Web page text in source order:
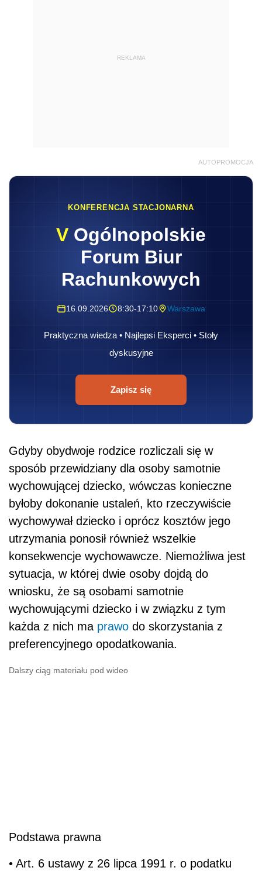
REKLAMA
AUTOPROMOCJA
KONFERENCJA STACJONARNA
V Ogólnopolskie
Forum Biur
Rachunkowych
16.09.2026 8:30-17:10 Warszawa
Praktyczna wiedza • Najlepsi Eksperci • Stoły
dyskusyjne
Zapisz się
Gdyby obydwoje rodzice rozliczali się w
sposób przewidziany dla osoby samotnie
wychowującej dziecko, wówczas konieczne
byłoby dokonanie ustaleń, kto rzeczywiście
wychowywał dziecko i oprócz kosztów jego
utrzymania ponosił również wszelkie
konsekwencje wychowawcze. Niemożliwa jest
sytuacja, w której dwie osoby dojdą do
wniosku, że są osobami samotnie
wychowującymi dziecko i w związku z tym
każda z nich ma prawo do skorzystania z
preferencyjnego opodatkowania.
Dalszy ciąg materiału pod wideo
Podstawa prawna
• Art. 6 ustawy z 26 lipca 1991 r. o podatku